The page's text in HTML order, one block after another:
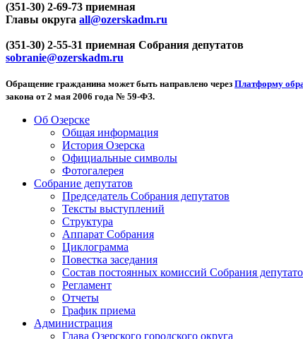
(351-30) 2-69-73 приемная
Главы округа all@ozerskadm.ru
(351-30) 2-55-31 приемная Собрания депутатов
sobranie@ozerskadm.ru
Обращение гражданина может быть направлено через Платформу
закона от 2 мая 2006 года № 59-ФЗ.
Об Озерске
Общая информация
История Озерска
Официальные символы
Фотогалерея
Собрание депутатов
Председатель Собрания депутатов
Тексты выступлений
Структура
Аппарат Собрания
Циклограмма
Повестка заседания
Состав постоянных комиссий Собрания
Регламент
Отчеты
График приема
Администрация
Глава Озерского городского округа